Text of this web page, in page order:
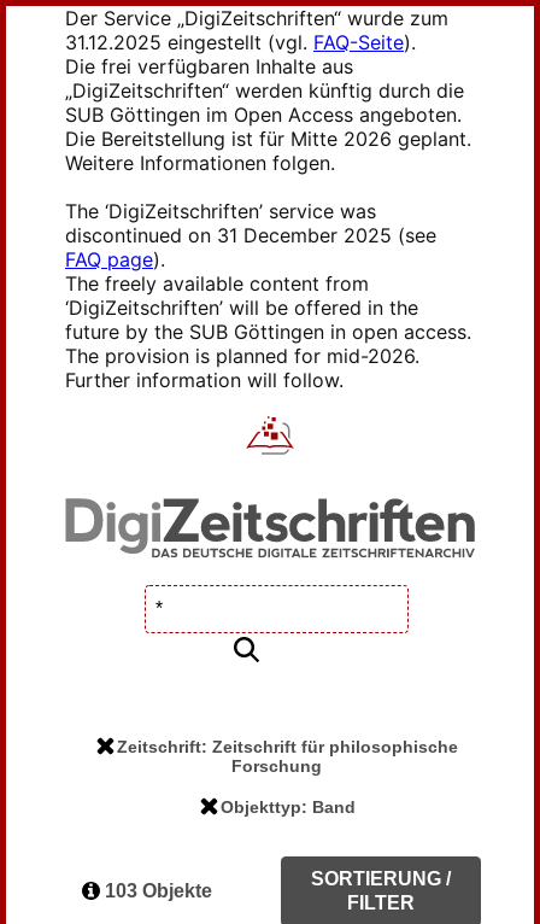
Der Service „DigiZeitschriften“ wurde zum
31.12.2025 eingestellt (vgl. FAQ-Seite).
Die frei verfügbaren Inhalte aus
„DigiZeitschriften“ werden künftig durch die
SUB Göttingen im Open Access angeboten.
Die Bereitstellung ist für Mitte 2026 geplant.
Weitere Informationen folgen.
The ‘DigiZeitschriften’ service was
discontinued on 31 December 2025 (see
FAQ page).
The freely available content from
‘DigiZeitschriften’ will be offered in the
future by the SUB Göttingen in open access.
The provision is planned for mid-2026.
Further information will follow.
Zeitschrift: Zeitschrift für philosophische
Forschung
Objekttyp: Band
103 Objekte
SORTIERUNG /
FILTER